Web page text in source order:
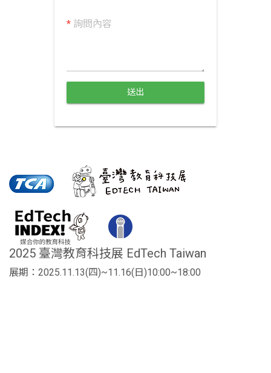
*詢問內容
送出
2025 臺灣教育科技展 EdTech Taiwan
展期：2025.11.13(四)~11.16(日)10:00~18:00